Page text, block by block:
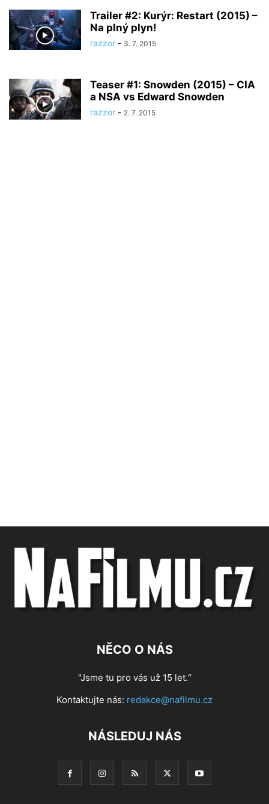
Trailer #2: Kurýr: Restart (2015) –
Na plný plyn!
razzor - 3. 7. 2015
Teaser #1: Snowden (2015) – CIA
a NSA vs Edward Snowden
razzor - 2. 7. 2015
NĚCO O NÁS
"Jsme tu pro vás už 15 let.“
Kontaktujte nás: redakce@nafilmu.cz
NÁSLEDUJ NÁS